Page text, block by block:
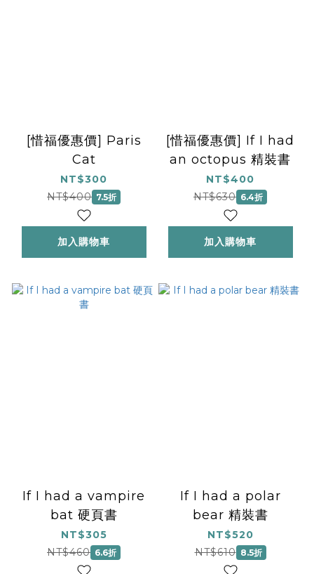
[惜福優惠價] Paris
Cat
NT$300
NT$400 7.5折
加入購物車
[惜福優惠價] If I had
an octopus 精裝書
NT$400
NT$630 6.4折
加入購物車
If I had a vampire
bat 硬頁書
NT$305
NT$460 6.6折
If I had a polar
bear 精裝書
NT$520
NT$610 8.5折